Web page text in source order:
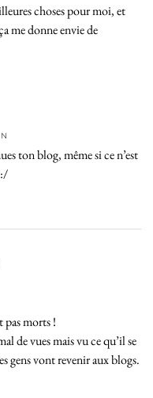
choses pour moi, et
me donne envie de
ton blog, même si ce n’est
pas morts !
de vues mais vu ce qu’il se
gens vont revenir aux blogs.